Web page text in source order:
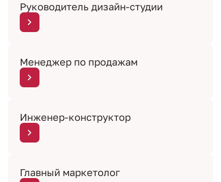
Руководитель дизайн-студии
Менеджер по продажам
Инженер-конструктор
Главный маркетолог